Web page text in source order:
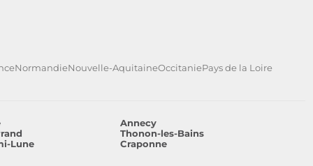
NormandieNouvelle-AquitaineOccitaniePays de la Loire
Annecy
Thonon-les-Bains
Lune
Craponne